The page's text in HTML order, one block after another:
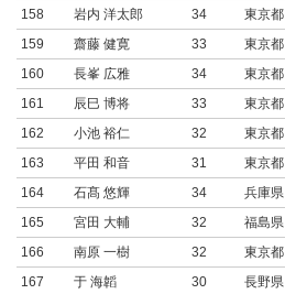
158
岩内 洋太郎 34 東京都
159
齋藤 健寛 33 東京都
160
長峯 広雅 34 東京都
161
辰巳 博将 33 東京都
162
小池 裕仁 32 東京都
163
平田 和音 31 東京都
164
石髙 悠輝 34 兵庫県
165
宮田 大輔 32 福島県
166
南原 一樹 32 東京都
167
于 海韜 30 長野県